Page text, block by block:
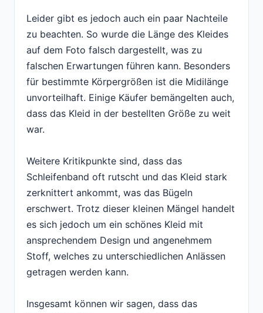
Leider gibt es jedoch auch ein paar Nachteile
zu beachten. So wurde die Länge des Kleides
auf dem Foto falsch dargestellt, was zu
falschen Erwartungen führen kann. Besonders
für bestimmte Körpergrößen ist die Midilänge
unvorteilhaft. Einige Käufer bemängelten auch,
dass das Kleid in der bestellten Größe zu weit
war.
Weitere Kritikpunkte sind, dass das
Schleifenband oft rutscht und das Kleid stark
zerknittert ankommt, was das Bügeln
erschwert. Trotz dieser kleinen Mängel handelt
es sich jedoch um ein schönes Kleid mit
ansprechendem Design und angenehmem
Stoff, welches zu unterschiedlichen Anlässen
getragen werden kann.
Insgesamt können wir sagen, dass das